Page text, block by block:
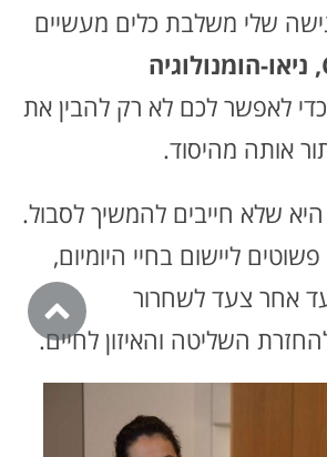
שלי משלבת כלים מעשיים
CBT, ניאו-הומנולוגיה
לאפשר לכם לא רק להבין את
אותה מהיסוד.
שלא חייבים להמשיך לסבול.
ליישום בחיי היומיום,
אחר צעד לשחרור
השליטה והאיזון לחיים.